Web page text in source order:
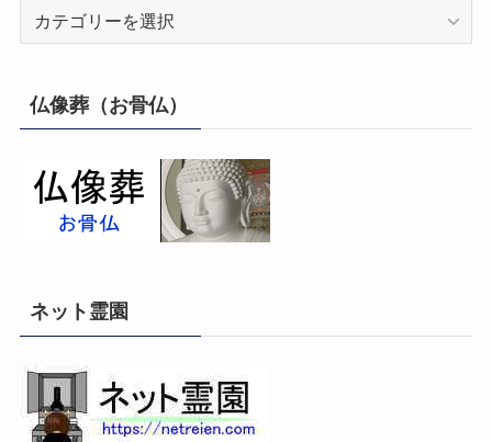
リ
ー
仏像葬（お骨仏）
ネット霊園